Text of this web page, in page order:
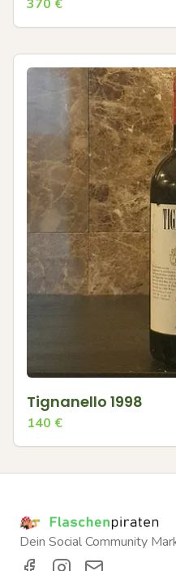
370 €
Tignanello 1998
140 €
Dein Social Community